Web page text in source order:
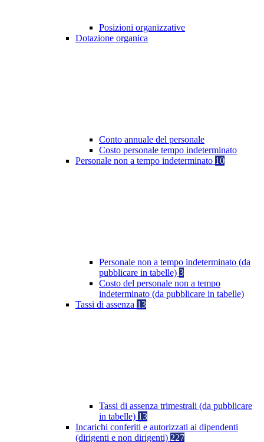
Posizioni organizzative
Dotazione organica
Conto annuale del personale
Costo personale tempo indeterminato
Personale non a tempo indeterminato 10
Personale non a tempo indeterminato (da
pubblicare in tabelle) 3
Costo del personale non a tempo
indeterminato (da pubblicare in tabelle)
Tassi di assenza 13
Tassi di assenza trimestrali (da pubblicare
in tabelle) 13
Incarichi conferiti e autorizzati ai dipendenti
(dirigenti e non dirigenti) 227